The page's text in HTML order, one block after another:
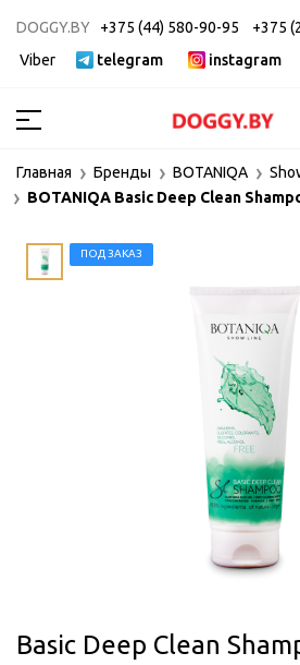
DOGGY.BY +375 (44) 580-90-95
+375
Viber
telegram instagram
Главная Бренды BOTANIQA
BOTANIQA Basic Deep Clean
ПОД ЗАКАЗ
Basic Deep Clean